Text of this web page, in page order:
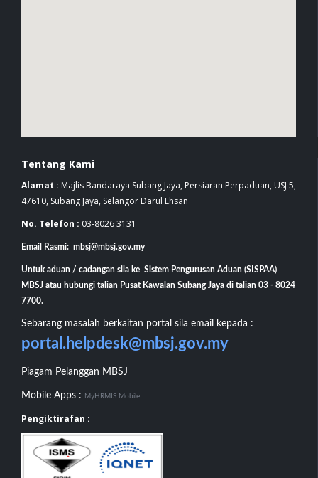
Tentang Kami
Alamat : Majlis Bandaraya Subang Jaya, Persiaran Perpaduan, USJ 5,
47610, Subang Jaya, Selangor Darul Ehsan
No. Telefon : 03-8026 3131
Email Rasmi: mbsj@mbsj.gov.my
Untuk aduan / cadangan sila ke Sistem Pengurusan Aduan (SISPAA)
MBSJ atau hubungi talian Pusat Kawalan Subang Jaya di talian 03 - 8024
7700.
Sebarang masalah berkaitan portal sila email kepada :
portal.helpdesk@mbsj.gov.my
Piagam Pelanggan MBSJ
Mobile Apps : MyHRMIS Mobile
Pengiktirafan :